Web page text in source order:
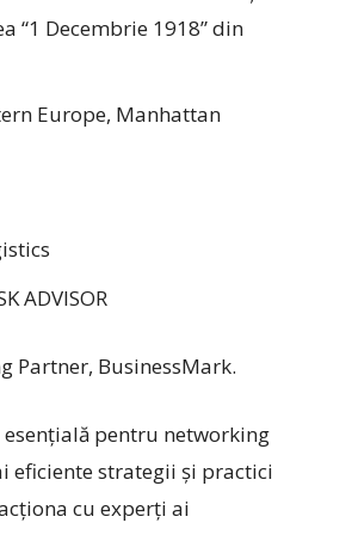
“1 Decembrie 1918” din
Europe, Manhattan
ADVISOR
Partner, BusinessMark.
pentru networking
eficiente strategii și practici
cu experți ai